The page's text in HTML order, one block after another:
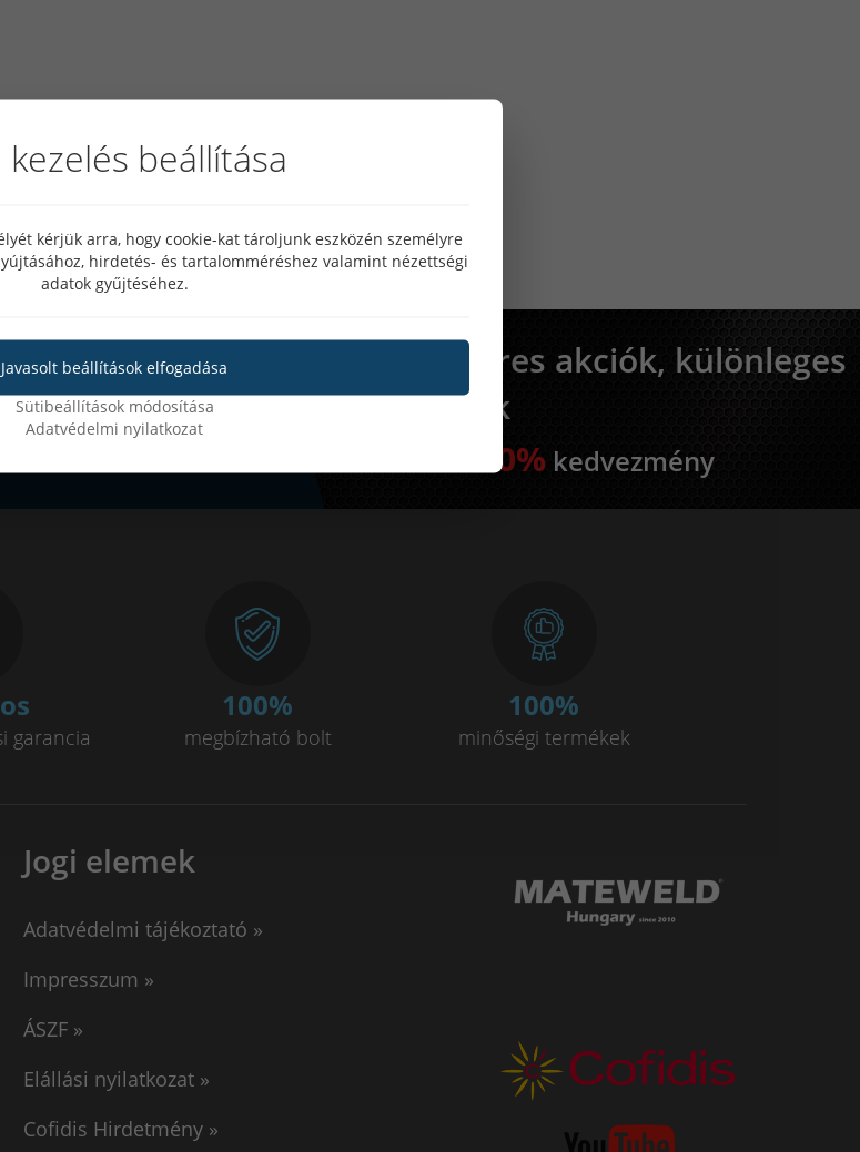
Rendszeres akciók, különleges
ajánlatok
25-50% kedvezmény
garancia
100%
megbízható bolt
100%
minőségi termékek
Jogi elemek
Adatvédelmi tájékoztató »
Impresszum »
ÁSZF »
Elállási nyilatkozat »
Cofidis Hirdetmény »
kezelés beállítása
kérjük arra, hogy cookie-kat tároljunk eszközén személyre
hirdetés- és tartalomméréshez valamint nézettségi
adatok gyűjtéséhez.
Javasolt beállítások elfogadása
Sütibeállítások módosítása
Adatvédelmi nyilatkozat